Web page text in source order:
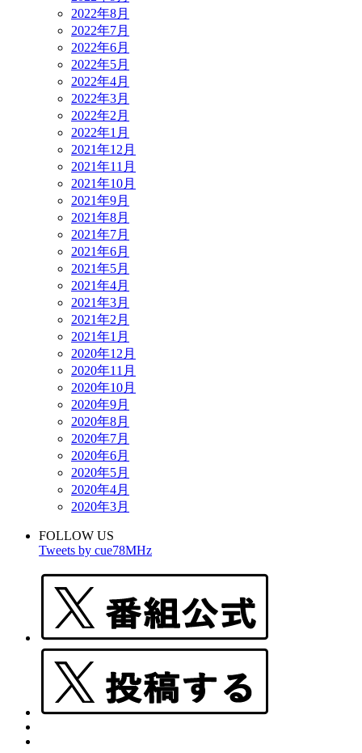
2022年8月
2022年7月
2022年6月
2022年5月
2022年4月
2022年3月
2022年2月
2022年1月
2021年12月
2021年11月
2021年10月
2021年9月
2021年8月
2021年7月
2021年6月
2021年5月
2021年4月
2021年3月
2021年2月
2021年1月
2020年12月
2020年11月
2020年10月
2020年9月
2020年8月
2020年7月
2020年6月
2020年5月
2020年4月
2020年3月
FOLLOW US
Tweets by cue78MHz